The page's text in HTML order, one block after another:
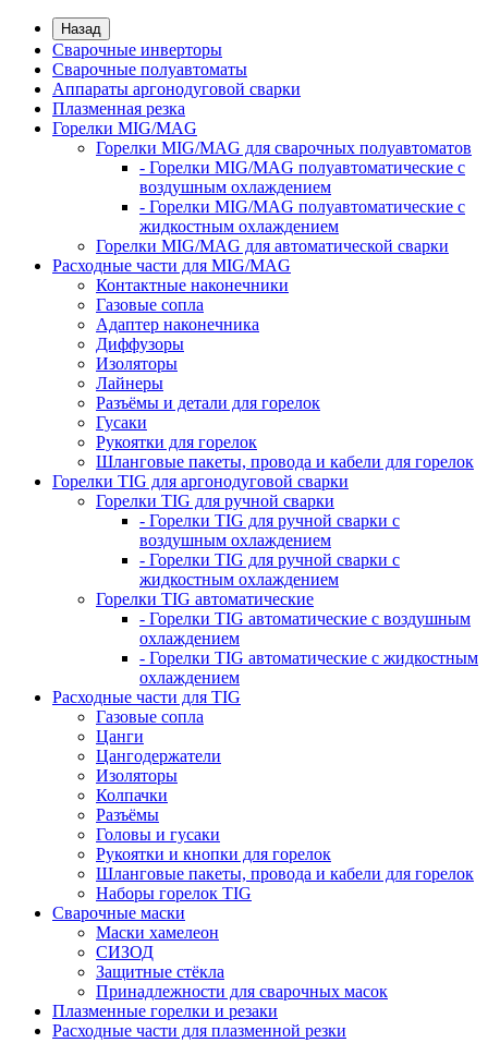
Назад
Сварочные инверторы
Сварочные полуавтоматы
Аппараты аргонодуговой сварки
Плазменная резка
Горелки MIG/MAG
Горелки MIG/MAG для сварочных полуавтоматов
- Горелки MIG/MAG полуавтоматические с
воздушным охлаждением
- Горелки MIG/MAG полуавтоматические с
жидкостным охлаждением
Горелки MIG/MAG для автоматической сварки
Расходные части для MIG/MAG
Контактные наконечники
Газовые сопла
Адаптер наконечника
Диффузоры
Изоляторы
Лайнеры
Разъёмы и детали для горелок
Гусаки
Рукоятки для горелок
Шланговые пакеты, провода и кабели для горелок
Горелки TIG для аргонодуговой сварки
Горелки TIG для ручной сварки
- Горелки TIG для ручной сварки с
воздушным охлаждением
- Горелки TIG для ручной сварки с
жидкостным охлаждением
Горелки TIG автоматические
- Горелки TIG автоматические с воздушным
охлаждением
- Горелки TIG автоматические с жидкостным
охлаждением
Расходные части для TIG
Газовые сопла
Цанги
Цангодержатели
Изоляторы
Колпачки
Разъёмы
Головы и гусаки
Рукоятки и кнопки для горелок
Шланговые пакеты, провода и кабели для горелок
Наборы горелок TIG
Сварочные маски
Маски хамелеон
СИЗОД
Защитные стёкла
Принадлежности для сварочных масок
Плазменные горелки и резаки
Расходные части для плазменной резки